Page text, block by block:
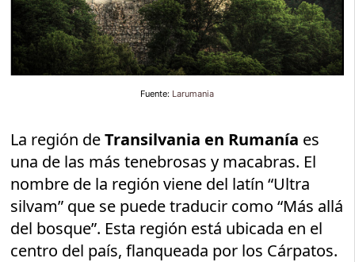
Fuente: Larumania
La región deTransilvania en Rumanía es
una de las más tenebrosas y macabras. El
nombre de la región viene del latín “Ultra
silvam” que se puede traducir como “Más allá
del bosque”. Esta región está ubicada en el
centro del país, flanqueada por los Cárpatos.